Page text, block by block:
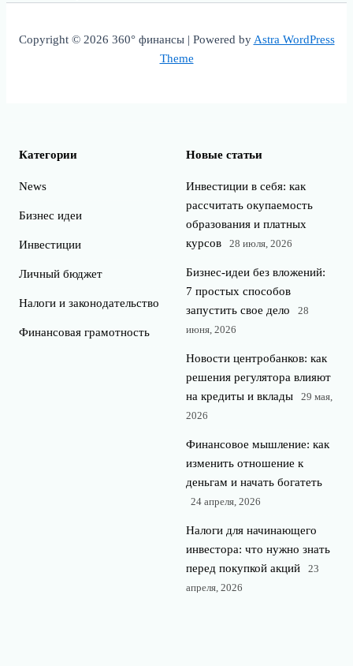
Copyright © 2026 360° финансы | Powered byAstra WordPress
Theme
Категории
News
Бизнес идеи
Инвестиции
Личный бюджет
Налоги и законодательство
Финансовая грамотность
Новые статьи
Инвестиции в себя: как
рассчитать окупаемость
образования и платных
курсов
28 июля, 2026
Бизнес-идеи без вложений:
7 простых способов
запустить свое дело
28
июня, 2026
Новости центробанков: как
решения регулятора влияют
на кредиты и вклады
29 мая,
2026
Финансовое мышление: как
изменить отношение к
деньгам и начать богатеть
24 апреля, 2026
Налоги для начинающего
инвестора: что нужно знать
перед покупкой акций
23
апреля, 2026